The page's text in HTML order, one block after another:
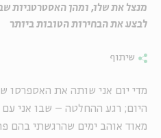
מנצל את שלו, ומהן האסטרטגיות
לבצע את הבחירות הטובות ביותר
שיתוף
מדי יום אני שותה את האספרסו
היום; רגע ההחלטה – שבו אני עם
מאוד אוהב ימים שהרגשתי בהם